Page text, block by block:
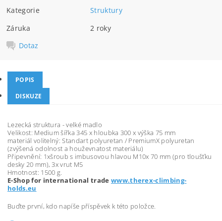
Kategorie
Struktury
Záruka
2 roky
Dotaz
POPIS
DISKUZE
Lezecká struktura - velké madlo
Velikost: Medium šířka 345 x hloubka 300 x výška 75 mm
materiál volitelný: Standart polyuretan / PremiumX polyuretan
(zvýšená odolnost a houževnatost materiálu)
Připevnění: 1xšroub s imbusovou hlavou M10x 70 mm (pro tloušťku
desky 20 mm), 3x vrut M5
Hmotnost: 1500 g.
E-Shop for international trade www.therex-climbing-
holds.eu
Buďte první, kdo napíše příspěvek k této položce.